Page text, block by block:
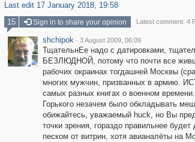
Last edit 17 January 2018, 19:58
15 Sign in to share your opinion Latest comment: 4
shchipok · 3 August 2009, 06:09
ТщательнЕе надо с датировками,
БЕЗЛЮДНОЙ, потому что почти все
рабочих окраинах тогдашней Москвы
многих мужчин, призванных в армию.
самых разных книгах о военном
Горького незачем было обкладывать
обижайтесь, уважаемый huck, но Вы
точки зрения, гораздо правильнее
песком от витрин, хотя авианалёты на